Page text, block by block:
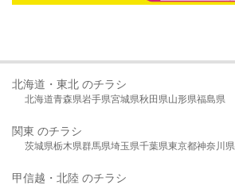
北海道・東北 のチラシ
北海道青森県岩手県宮城県秋田県山形県福島県
関東 のチラシ
茨城県栃木県群馬県埼玉県千葉県東京都神奈川県
甲信越・北陸 のチラシ